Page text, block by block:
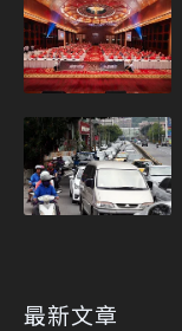
最新文章